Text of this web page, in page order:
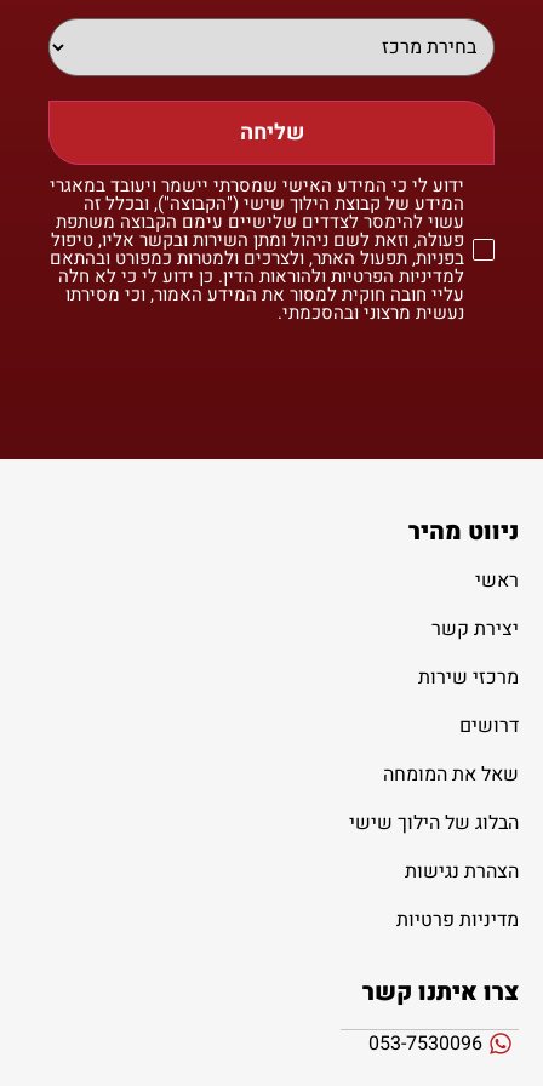
שליחה
ידוע לי כי המידע האישי שמסרתי יישמר ויעובד במאגרי
המידע של קבוצת הילוך שישי ("הקבוצה"), ובכלל זה
עשוי להימסר לצדדים שלישיים עימם הקבוצה משתפת
פעולה, וזאת לשם ניהול ומתן השירות ובקשר אליו, טיפול
בפניות, תפעול האתר, ולצרכים ולמטרות כמפורט ובהתאם
למדיניות הפרטיות ולהוראות הדין. כן ידוע לי כי לא חלה
עליי חובה חוקית למסור את המידע האמור, וכי מסירתו
נעשית מרצוני ובהסכמתי.
ניווט מהיר
ראשי
יצירת קשר
מרכזי שירות
דרושים
שאל את המומחה
הבלוג של הילוך שישי
הצהרת נגישות
מדיניות פרטיות
צרו איתנו קשר
053-7530096